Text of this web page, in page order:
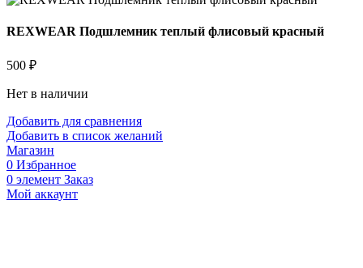
REXWEAR Подшлемник теплый флисовый красный
500 ₽
Нет в наличии
Добавить для сравнения
Добавить в список желаний
Магазин
0 Избранное
0 элемент Заказ
Мой аккаунт